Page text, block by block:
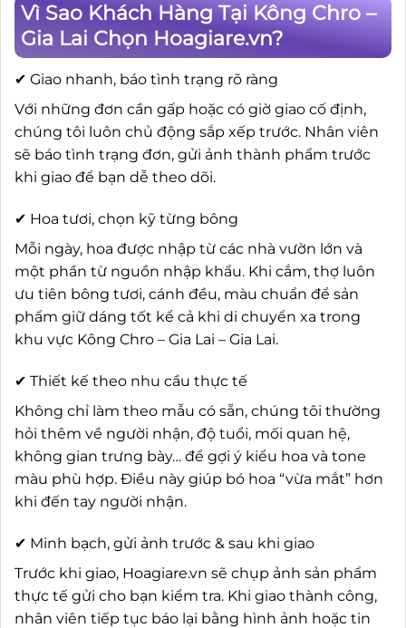
Vì Sao Khách Hàng Tại Kông Chro –
Gia Lai Chọn Hoagiare.vn?
✔ Giao nhanh, báo tình trạng rõ ràng
Với những đơn cần gấp hoặc có giờ giao cố định,
chúng tôi luôn chủ động sắp xếp trước. Nhân viên
sẽ báo tình trạng đơn, gửi ảnh thành phẩm trước
khi giao để bạn dễ theo dõi.
✔ Hoa tươi, chọn kỹ từng bông
Mỗi ngày, hoa được nhập từ các nhà vườn lớn và
một phần từ nguồn nhập khẩu. Khi cắm, thợ luôn
ưu tiên bông tươi, cánh đều, màu chuẩn để sản
phẩm giữ dáng tốt kể cả khi di chuyển xa trong
khu vực Kông Chro – Gia Lai – Gia Lai.
✔ Thiết kế theo nhu cầu thực tế
Không chỉ làm theo mẫu có sẵn, chúng tôi thường
hỏi thêm về người nhận, độ tuổi, mối quan hệ,
không gian trưng bày… để gợi ý kiểu hoa và tone
màu phù hợp. Điều này giúp bó hoa “vừa mắt” hơn
khi đến tay người nhận.
✔ Minh bạch, gửi ảnh trước & sau khi giao
Trước khi giao, Hoagiare.vn sẽ chụp ảnh sản phẩm
thực tế gửi cho bạn kiểm tra. Khi giao thành công,
nhân viên tiếp tục báo lại bằng hình ảnh hoặc tin